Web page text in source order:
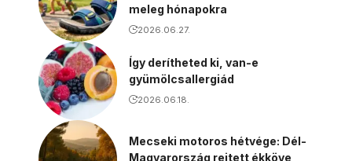
meleg hónapokra
2026.06.27.
Így derítheted ki, van-e
gyümölcsallergiád
2026.06.18.
Mecseki motoros hétvége: Dél-
Magyarország rejtett ékköve